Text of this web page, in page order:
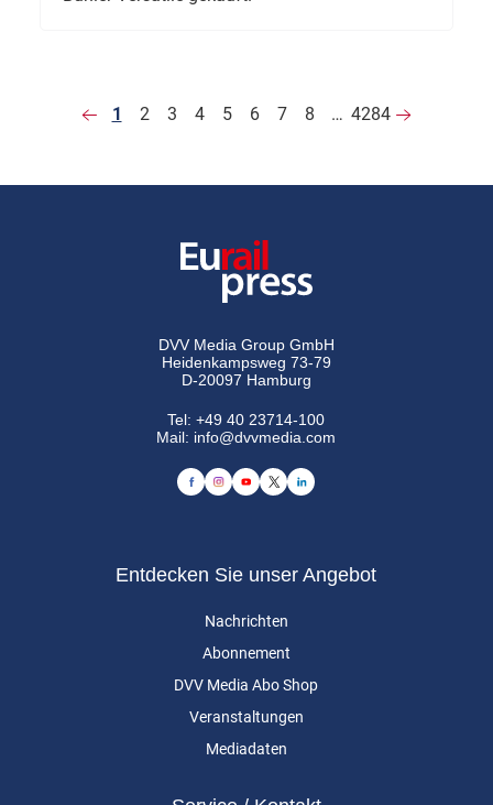
1 2 3 4 5 6 7 8 … 4284
DVV Media Group GmbH
Heidenkampsweg 73-79
D-20097 Hamburg
Tel:+49 40 23714-100
Mail: info@dvvmedia.com
Entdecken Sie unser Angebot
Nachrichten
Abonnement
DVV Media Abo Shop
Veranstaltungen
Mediadaten